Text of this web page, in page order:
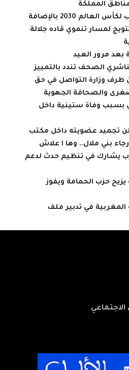
المملكة
لقجع: احتضان المغرب لكأس العالم 2030 بالإضافة
لمسار تنموي قاده جلالة
بعد مرور العيد
الصحف تندد بالتمييز
طرف وزارة التواصل في حق
والصحافة الجهوية
بسبب وفاة ستينية داخل
تجميد عضويته داخل مكتب
بني ملال.. وها ا علاش
يشارك في تنظيم حدث لدعم
حزب الحمامة ويفوز
في تدبير ملف